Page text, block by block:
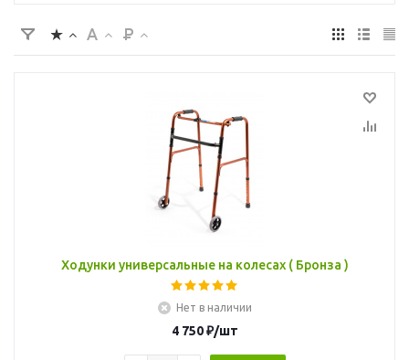
Ходунки универсальные на колесах ( Бронза )
Нет в наличии
4 750₽/шт